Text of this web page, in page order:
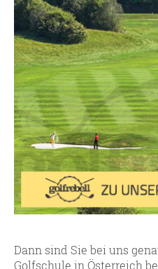
Dann sind Sie bei uns
Golfschule in Österreich